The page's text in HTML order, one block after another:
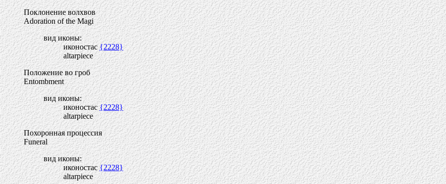
Поклонение волхвов
Adoration of the Magi
вид иконы:
иконостас{2228}
altarpiece
Положение во гроб
Entombment
вид иконы:
иконостас{2228}
altarpiece
Похоронная процессия
Funeral
вид иконы:
иконостас{2228}
altarpiece